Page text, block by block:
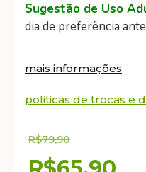
Sugestão de Uso
dia de preferência
mais informações
politicas de trocas e
R$79,90